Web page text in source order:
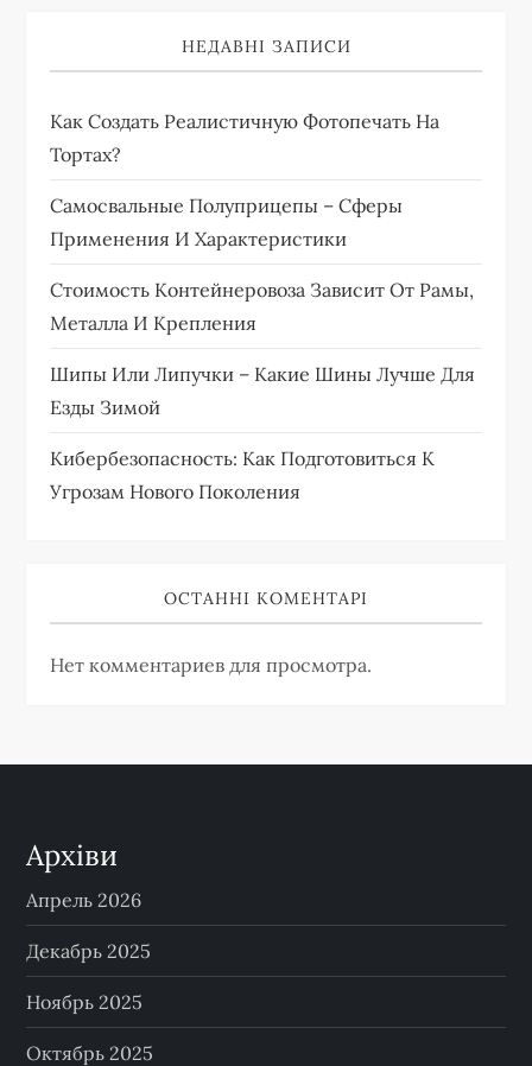
НЕДАВНІ ЗАПИСИ
Как Создать Реалистичную Фотопечать На
Тортах?
Самосвальные Полуприцепы – Сферы
Применения И Характеристики
Стоимость Контейнеровоза Зависит От Рамы,
Металла И Крепления
Шипы Или Липучки – Какие Шины Лучше Для
Езды Зимой
Кибербезопасность: Как Подготовиться К
Угрозам Нового Поколения
ОСТАННІ КОМЕНТАРІ
Нет комментариев для просмотра.
Архіви
Апрель 2026
Декабрь 2025
Ноябрь 2025
Октябрь 2025